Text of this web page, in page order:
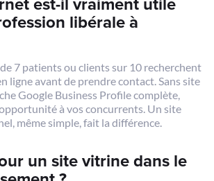
libérale à
7 patients ou clients sur 10 recherchent
ligne avant de prendre contact. Sans site
Google Business Profile complète,
à vos concurrents. Un site
même simple, fait la différence.
un site vitrine dans le